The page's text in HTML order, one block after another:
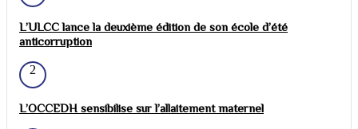
L’ULCC lance la deuxième édition de son école d’été
anticorruption
2
L’OCCEDH sensibilise sur l’allaitement maternel